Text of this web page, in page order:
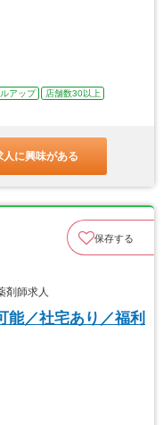
アップ
店舗数30以上
人に興味がある
保存する
師求人
能／社宅あり／福利